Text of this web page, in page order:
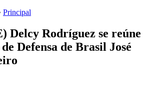
Principal
Delcy Rodríguez se reúne
Defensa de Brasil José